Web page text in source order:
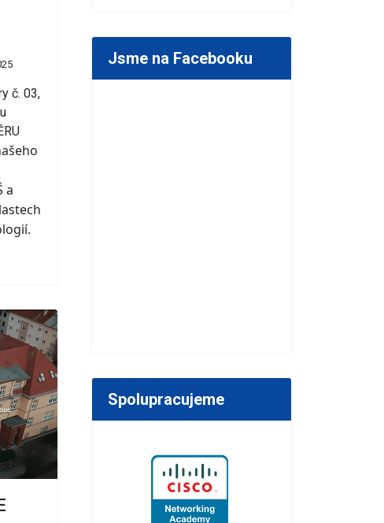
č. 03,
a
Jsme na Facebooku
Spolupracujeme